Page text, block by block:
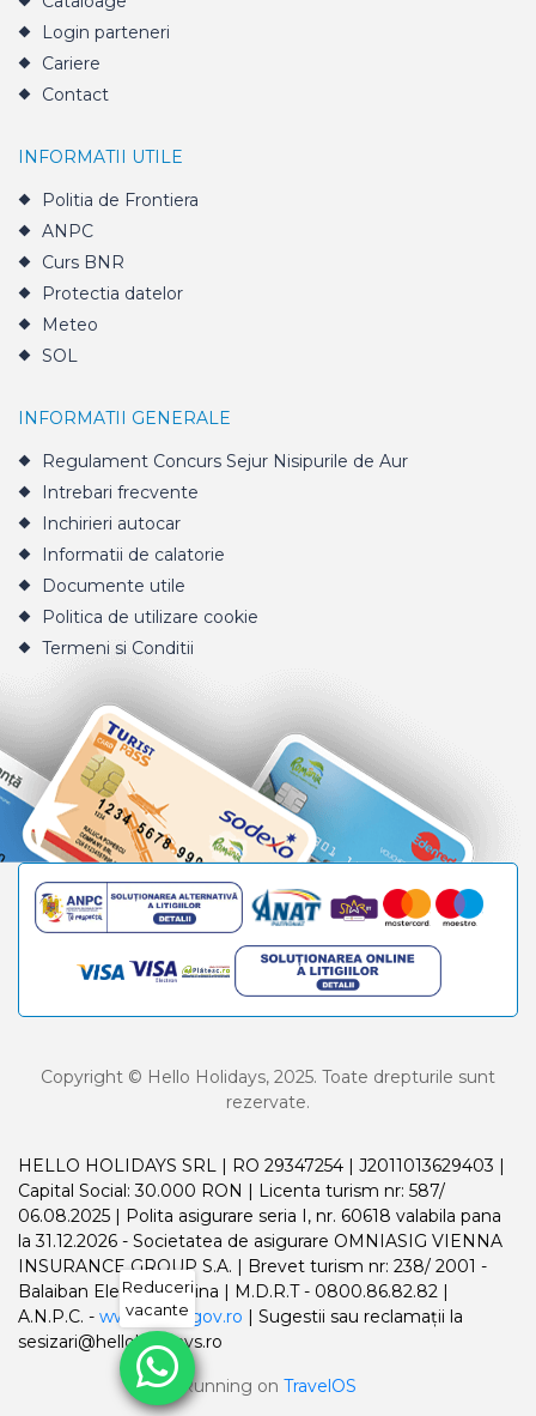
Login parteneri
Cariere
Contact
INFORMATII UTILE
Politia de Frontiera
ANPC
Curs BNR
Protectia datelor
Meteo
SOL
INFORMATII GENERALE
Regulament Concurs Sejur Nisipurile de Aur
Intrebari frecvente
Inchirieri autocar
Informatii de calatorie
Documente utile
Politica de utilizare cookie
Termeni si Conditii
Copyright © Hello Holidays, 2025. Toate drepturile sunt
rezervate.
HELLO HOLIDAYS SRL | RO 29347254 | J2011013629403 |
Capital Social: 30.000 RON | Licenta turism nr: 587/
06.08.2025 | Polita asigurare seria I, nr. 60618 valabila pana
la 31.12.2026 - Societatea de asigurare OMNIASIG VIENNA
INSURANCE GROUP S.A. | Brevet turism nr: 238/ 2001 -
Balaiban Elena Madalina | M.D.R.T - 0800.86.82.82 |
A.N.P.C. - www.anpc.gov.ro | Sugestii sau reclamații la
sesizari@helloholidays.ro
Running on TravelOS
Reduceri
vacante